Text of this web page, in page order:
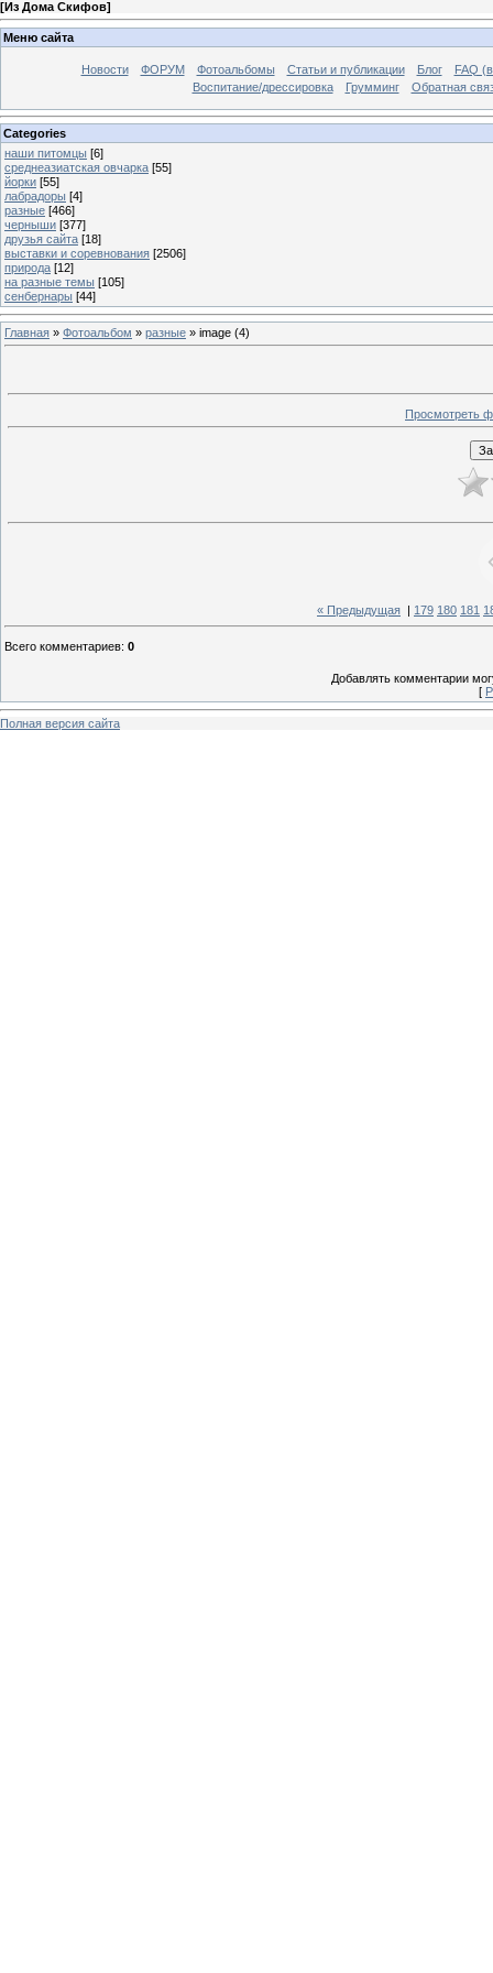
[Из Дома Скифов]
Меню сайта
Новости ФОРУМ Фотоальбомы Статьи и публикации Блог
FAQ
Воспитание/дрессировка
Грумминг Обратная
Categories
наши питомцы [6]
среднеазиатская овчарка [55]
йорки [55]
лабрадоры [4]
разные [466]
черныши [377]
друзья сайта [18]
выставки и соревнования [2506]
природа [12]
на разные темы [105]
сенбернары [44]
Главная » Фотоальбом » разные » image (4)
Просмотреть
« Предыдущая | 179 180 181
Всего комментариев: 0
Добавлять комментарии
[
Полная версия сайта